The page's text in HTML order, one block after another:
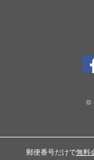
©
郵便番号だけで無料